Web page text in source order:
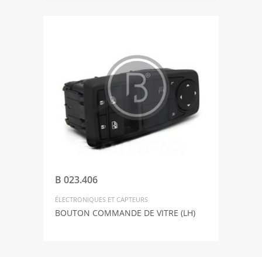
B 023.406
ÉLECTRONIQUES ET CAPTEURS
BOUTON COMMANDE DE VITRE (LH)